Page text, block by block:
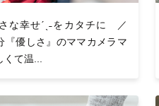
な幸せˊˎ˗をカタチに ／
『優しさ』のママカメラマ
くて温...